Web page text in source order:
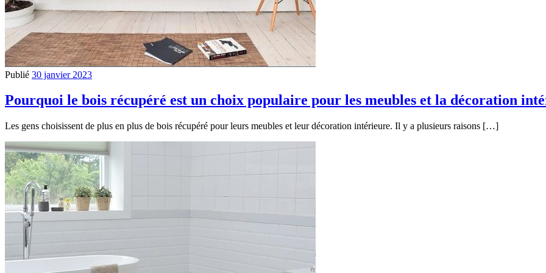
Publié 30 janvier 2023
Pourquoi le bois récupéré est un choix populaire pour les meubles et la décoration
Les gens choisissent de plus en plus de bois récupéré pour leurs meubles et leur décoration intérieure. Il y a plusieurs raisons […]